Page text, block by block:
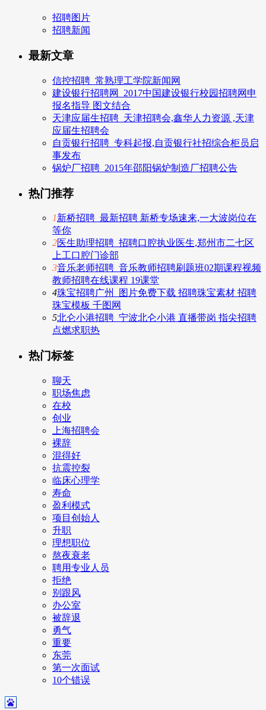
招聘图片
招聘新闻
最新文章
信控招聘_常熟理工学院新闻网
建设银行招聘网_2017中国建设银行校园招聘网申
报名指导 图文结合
天津应届生招聘_天津招聘会,鑫华人力资源 ,天津
应届生招聘会
自贡银行招聘_专科起报,自贡银行社招综合柜员启
事发布
锅炉厂招聘_2015年邵阳锅炉制造厂招聘公告
热门推荐
1新桥招聘_最新招聘 新桥专场速来,一大波岗位在
等你
2医生助理招聘_招聘口腔执业医生,郑州市二七区
上工口腔门诊部
3音乐老师招聘_音乐教师招聘刷题班02期课程视频
教师招聘在线课程 19课堂
4珠宝招聘广州_图片免费下载 招聘珠宝素材 招聘
珠宝模板 千图网
5北仑小港招聘_宁波北仑小港 直播带岗 指尖招聘
点燃求职热
热门标签
聊天
职场焦虑
在校
创业
上海招聘会
裸辞
混得好
抗震控裂
临床心理学
寿命
盈利模式
项目创始人
升职
理想职位
熬夜衰老
聘用专业人员
拒绝
别跟风
办公室
被辞退
勇气
重要
东莞
第一次面试
10个错误